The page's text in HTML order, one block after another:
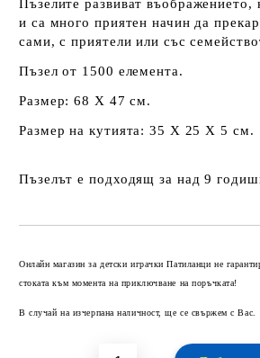
Пъзелите развиват въображението,
и са много приятен начин да
сами, с приятели или със
Пъзел от 1500 елемента.
Размер: 68 Х 47 см.
Размер на кутията: 35 Х 25 Х 5 см.
Пъзелът е подходящ за над 9
Онлайн магазин за детски играчки Патиланци не
стоката към момента на приключване на поръчката!
В случай на изчерпана наличност, ще се свържем с Вас.